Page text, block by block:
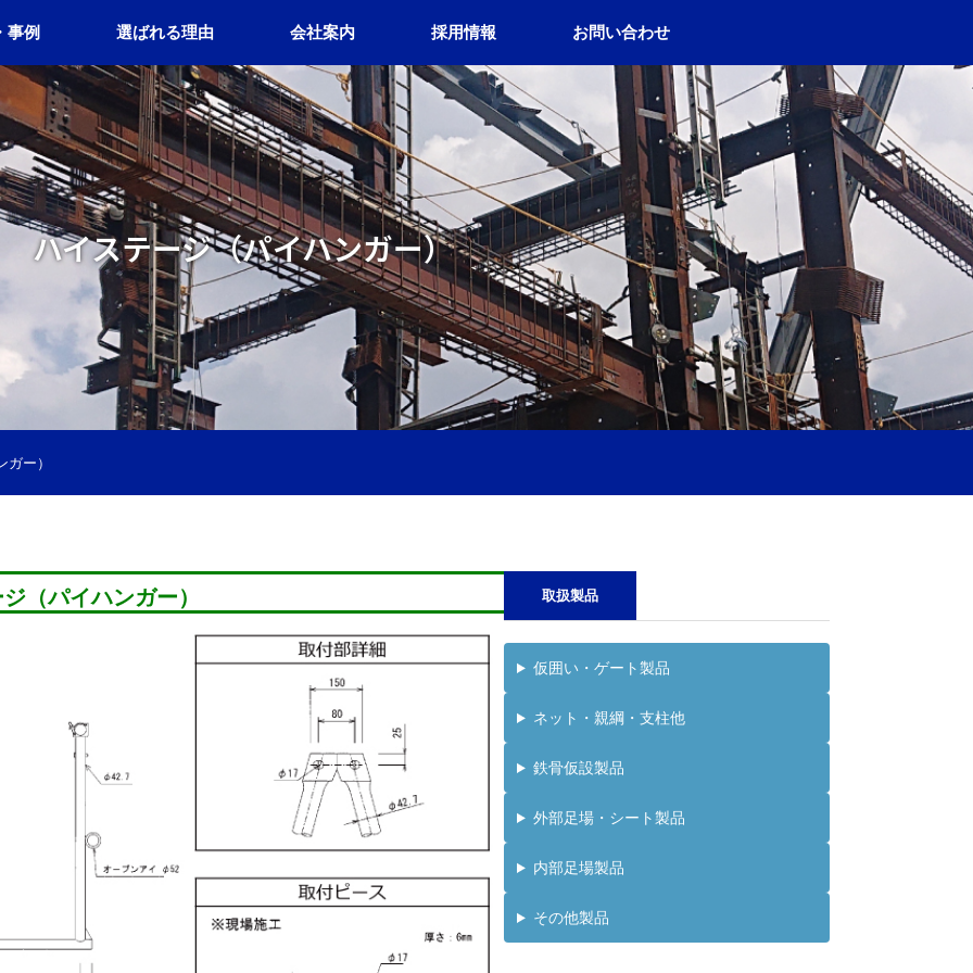
事例 選ばれる理由 会社案内 採用情報 お問い合わせ
ハイステージ（パイハンガー）
ー）
（パイハンガー） 取扱製品
仮囲い・ゲート製品
ネット・親綱・支柱他
鉄骨仮設製品
外部足場・シート製品
内部足場製品
その他製品